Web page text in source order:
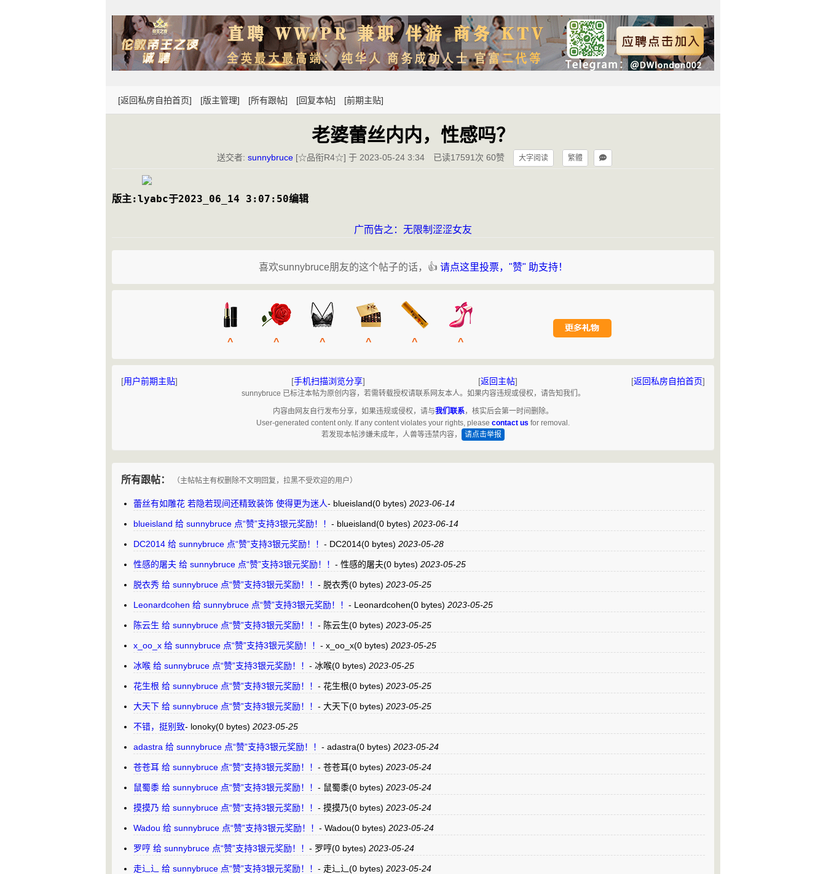
[返回私房自拍首页] [版主管理] [所有跟帖] [回复本帖] [前期主贴]
老婆蕾丝内内，性感吗？
送交者: sunnybruce [☆品衔R4☆] 于 2023-05-24 3:34 已读17591次 60赞 大字阅读 繁體
版主:lyabc于2023_06_14 3:07:50编辑
广而告之：无限制涩涩女友
喜欢sunnybruce朋友的这个帖子的话，👍 请点这里投票，"赞" 助支持！
^ ^ ^ ^ ^ ^
[用户前期主贴] [手机扫描浏览分享] [返回主帖] [返回私房自拍首页]
sunnybruce 已标注本帖为原创内容，若需转载授权请联系网友本人。如果内容违规或侵权，请告知我们。
内容由网友自行发布分享，如果违规或侵权，请与我们联系，核实后会第一时间删除。
User-generated content only. If any content violates your rights, please contact us for removal.
若发现本帖涉嫌未成年，人兽等违禁内容，
请点击举报
所有跟帖： （主帖帖主有权删除不文明回复，拉黑不受欢迎的用户）
蕾丝有如雕花 若隐若现间还精致装饰 使得更为迷人- blueisland(0 bytes) 2023-06-14
blueisland 给 sunnybruce 点“赞”支持3银元奖励！！ - blueisland(0 bytes) 2023-06-14
DC2014 给 sunnybruce 点“赞”支持3银元奖励！！ - DC2014(0 bytes) 2023-05-28
性感的屠夫 给 sunnybruce 点“赞”支持3银元奖励！！ - 性感的屠夫(0 bytes) 2023-05-25
脱衣秀 给 sunnybruce 点“赞”支持3银元奖励！！ - 脱衣秀(0 bytes) 2023-05-25
Leonardcohen 给 sunnybruce 点“赞”支持3银元奖励！！ - Leonardcohen(0 bytes) 2023-05-25
陈云生 给 sunnybruce 点“赞”支持3银元奖励！！ - 陈云生(0 bytes) 2023-05-25
x_oo_x 给 sunnybruce 点“赞”支持3银元奖励！！ - x_oo_x(0 bytes) 2023-05-25
冰喉 给 sunnybruce 点“赞”支持3银元奖励！！ - 冰喉(0 bytes) 2023-05-25
花生根 给 sunnybruce 点“赞”支持3银元奖励！！ - 花生根(0 bytes) 2023-05-25
大天下 给 sunnybruce 点“赞”支持3银元奖励！！ - 大天下(0 bytes) 2023-05-25
不错，挺别致- lonoky(0 bytes) 2023-05-25
adastra 给 sunnybruce 点“赞”支持3银元奖励！！ - adastra(0 bytes) 2023-05-24
苍苍耳 给 sunnybruce 点“赞”支持3银元奖励！！ - 苍苍耳(0 bytes) 2023-05-24
鼠蜀黍 给 sunnybruce 点“赞”支持3银元奖励！！ - 鼠蜀黍(0 bytes) 2023-05-24
摸摸乃 给 sunnybruce 点“赞”支持3银元奖励！！ - 摸摸乃(0 bytes) 2023-05-24
Wadou 给 sunnybruce 点“赞”支持3银元奖励！！ - Wadou(0 bytes) 2023-05-24
罗哼 给 sunnybruce 点“赞”支持3银元奖励！！ - 罗哼(0 bytes) 2023-05-24
走辶辶 给 sunnybruce 点“赞”支持3银元奖励！！ - 走辶辶 (0 bytes) 2023-05-24